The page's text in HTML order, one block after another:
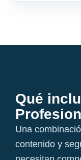
Qué
Una
contenido y